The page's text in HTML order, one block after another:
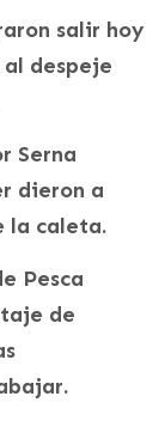
salir hoy
despeje
Serna
dieron a
la caleta.
Pesca
de